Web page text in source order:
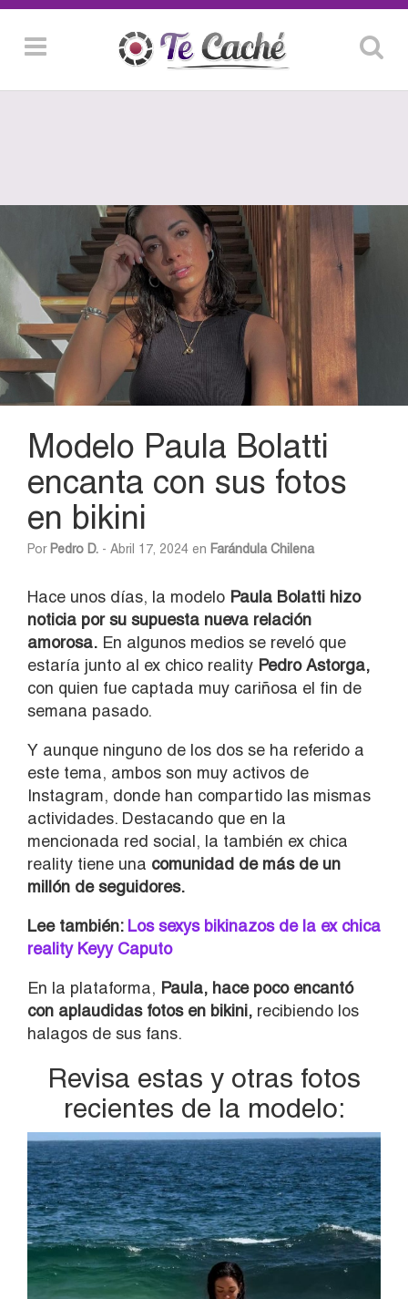
Modelo Paula Bolatti
encanta con sus fotos
en bikini
Por Pedro D. - Abril 17, 2024 en Farándula Chilena
Hace unos días, la modelo Paula Bolatti hizo
noticia por su supuesta nueva relación
amorosa. En algunos medios se reveló que
estaría junto al ex chico reality Pedro Astorga,
con quien fue captada muy cariñosa el fin de
semana pasado.
Y aunque ninguno de los dos se ha referido a
este tema, ambos son muy activos de
Instagram, donde han compartido las mismas
actividades. Destacando que en la
mencionada red social, la también ex chica
reality tiene una comunidad de más de un
millón de seguidores.
Lee también: Los sexys bikinazos de la ex chica
reality Keyy Caputo
En la plataforma, Paula, hace poco encantó
con aplaudidas fotos en bikini, recibiendo los
halagos de sus fans.
Revisa estas y otras fotos
recientes de la modelo: